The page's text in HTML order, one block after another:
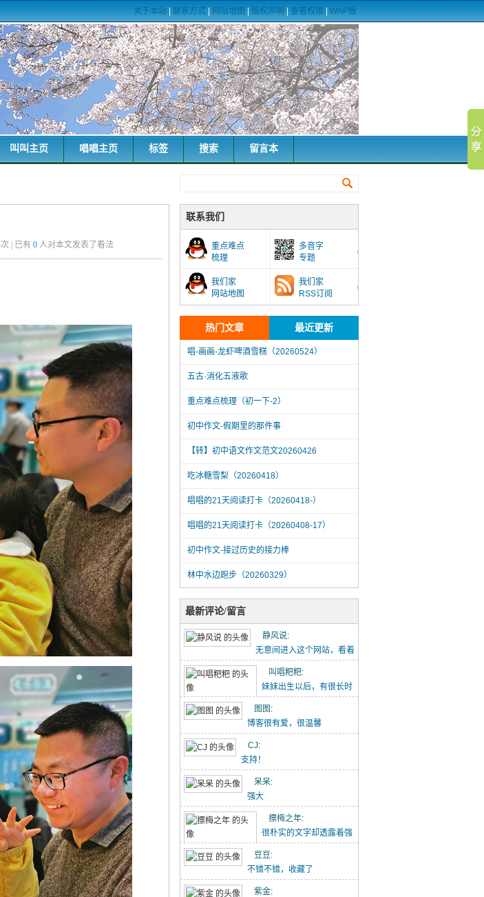
关于本站 联系方式 网站地图 版权声明 查看权限 WAP版
叫叫主页 唱唱主页 标签 搜索 留言本
次 | 已有 0 人对本文发表了看法
联系我们
重点难点
梳理
多音字
专题
我们家
网站地图
我们家
RSS订阅
热门文章 最近更新
唱-画画-龙虾啤酒雪糕（20260524）
五古·消化五液歌
重点难点梳理（初一下-2）
初中作文-假期里的那件事
【转】初中语文作文范文20260426
吃冰糖雪梨（20260418）
唱唱的21天阅读打卡（20260418-）
唱唱的21天阅读打卡（20260408-17）
初中作文-接过历史的接力棒
林中水边跑步（20260329）
唱-画画-龙虾啤酒雪糕（20260524）
五古·消化五液歌
重点难点梳理（初一下-2）
初中作文-假期里的那件事
【转】初中语文作文范文20260426
吃冰糖雪梨（20260418）
唱唱的21天阅读打卡（20260418-）
林中水边跑步（20260329）
小猪佩奇手推车（20260329）
喝酸奶看动画片被发现了（20260329）
最新评论/留言
静风说:
无意间进入这个网站，看着
点滴记录的文章能感...
叫唱粑粑:
妹妹出生以后，有很长时
图图 :
博客很有爱，很温馨
CJ:
支持！
呆呆:
强大
摽梅之年:
很朴实的文字却透露着强
豆豆 :
不错不错，收藏了
紫金: